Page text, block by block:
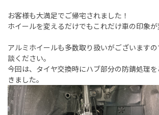
お客様も大満足でご帰宅されました！
ホイールを変えるだけでもこれだけ車の印象が
アルミホイールも多数取り扱いがございます
談ください。
今回は、タイヤ交換時にハブ部分の防錆処理
きました。